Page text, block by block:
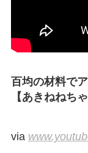
百均の材料で
【あきねねち
via